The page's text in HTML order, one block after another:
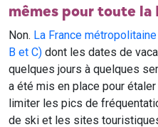
mêmes pour toute la
Non. La France
B et C) dont les dates de
quelques jours à quelques
a été mis en place pour
limiter les pics de
de ski et les sites